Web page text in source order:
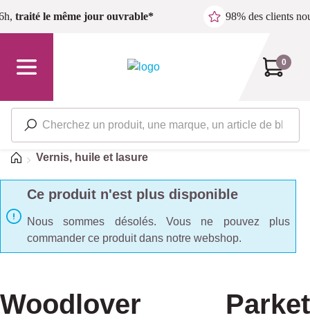
Passer au contenu principal
traité le même jour ouvrable* 98% des clients
0
Accueil
Vernis, huile et lasure
Ce produit n'est plus disponible
Nous sommes désolés. Vous ne pouvez plus
commander ce produit dans notre webshop.
Woodlover Parket